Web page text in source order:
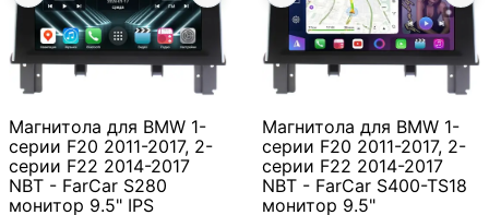
Магнитола для BMW 1-
серии F20 2011-2017, 2-
серии F22 2014-2017
NBT - FarCar S280
монитор 9.5" IPS
Магнитола для BMW 1-
серии F20 2011-2017, 2-
серии F22 2014-2017
NBT - FarCar S400-TS18
монитор 9.5"